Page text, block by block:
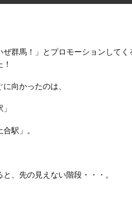
群馬！」とプロモーションして
向かったのは、
駅」。
、先の見えない階段・・・。